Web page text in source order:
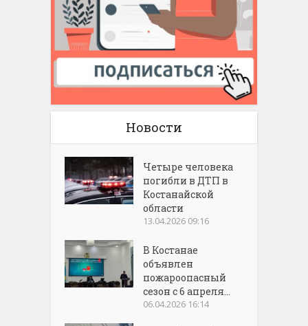
Новости
Четыре человека
погибли в ДТП в
Костанайской
области
13.04.2026 09:16
В Костанае
объявлен
пожароопасный
сезон с 6 апреля...
06.04.2026 16:14